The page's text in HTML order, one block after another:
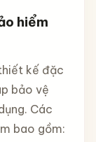
hiểm
kế đặc
bảo vệ
Các
bao gồm: